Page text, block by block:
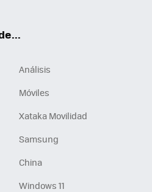
Análisis
Móviles
Xataka Movilidad
Samsung
China
Windows 11